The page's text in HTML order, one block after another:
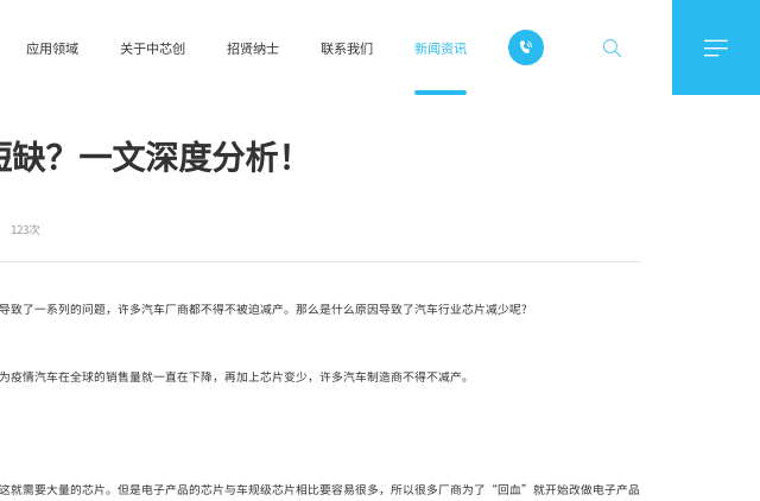
应用领域 关于中芯创 招贤纳士 联系我们 新闻资讯   
公司资讯 行业资讯
？一文深度分析！
123次
了一系列的问题，许多汽车厂商都不得不被迫减产。那么是什么原因导致了汽车行业芯片减少呢?
情汽车在全球的销售量就一直在下降，再加上芯片变少，许多汽车制造商不得不减产。
需要大量的芯片。但是电子产品的芯片与车规级芯片相比要容易很多，所以很多厂商为了“回血”就开始改做电子产品